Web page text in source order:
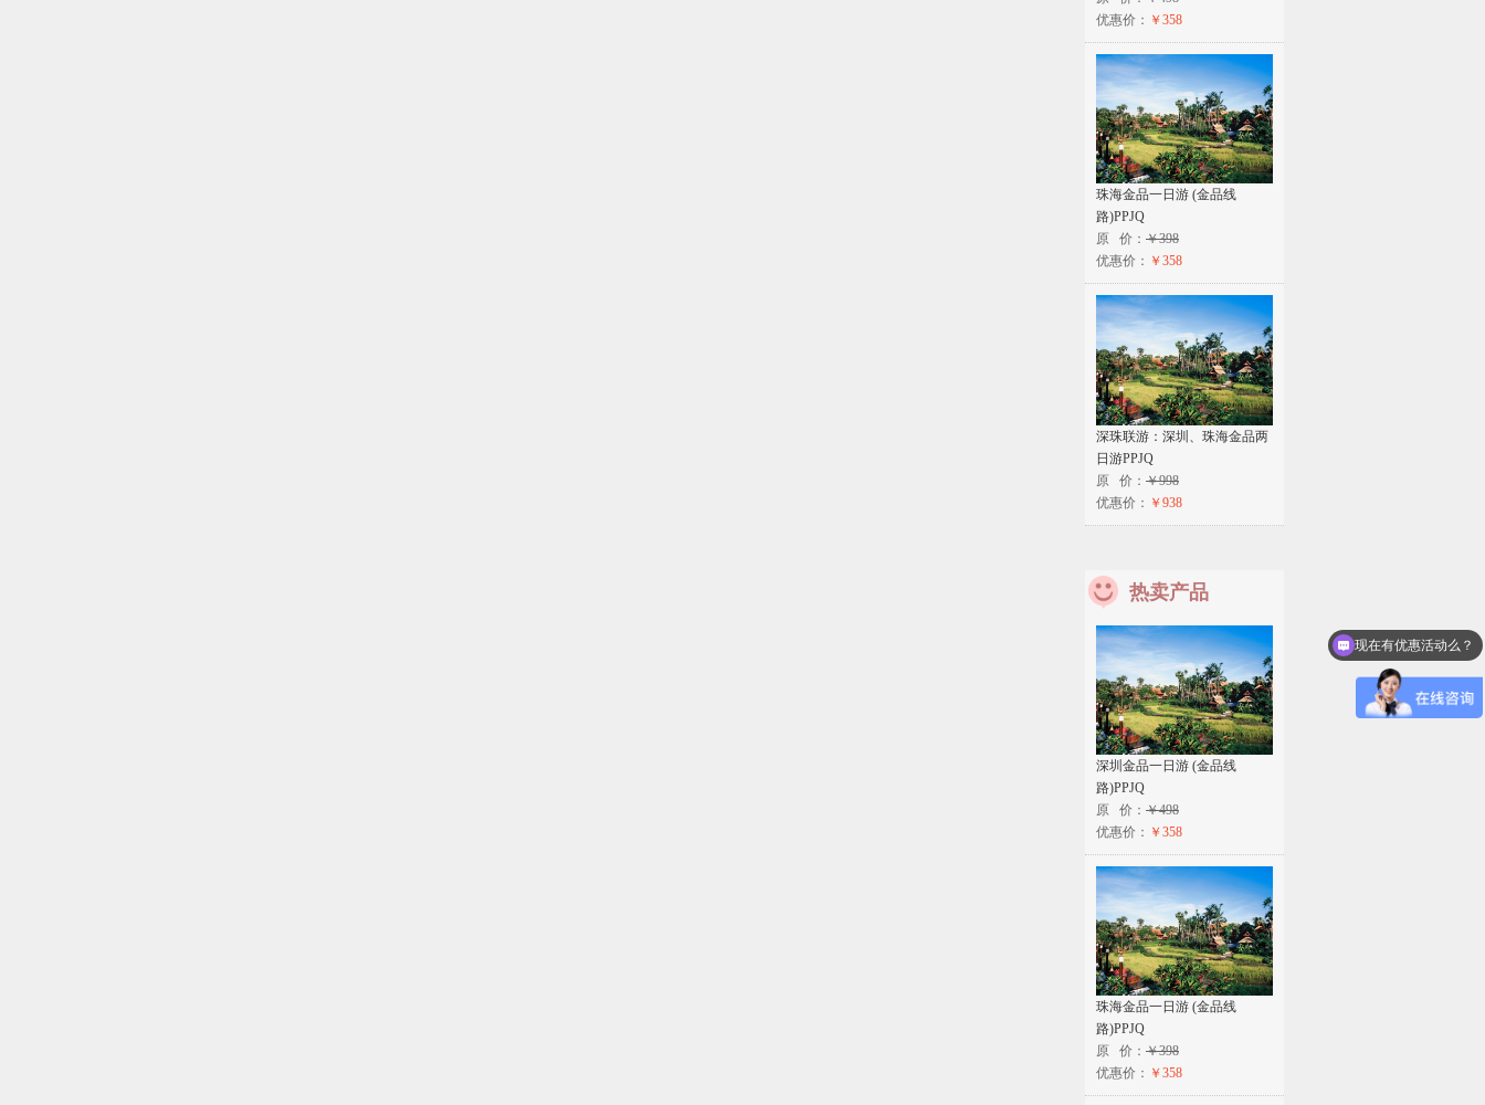
优惠价： ￥358
珠海金品一日游 (金品线
路)PPJQ
原 价： ￥398
优惠价： ￥358
深珠联游：深圳、珠海金品两
日游PPJQ
原 价： ￥998
优惠价： ￥938
热卖产品
深圳金品一日游 (金品线
路)PPJQ
原 价： ￥498
优惠价： ￥358
珠海金品一日游 (金品线
路)PPJQ
原 价： ￥398
优惠价： ￥358
现在有优惠活动么？